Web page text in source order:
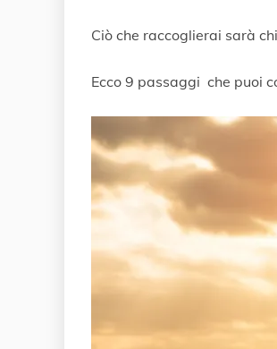
Ciò che raccoglierai sarà
Ecco 9 passaggi che puoi